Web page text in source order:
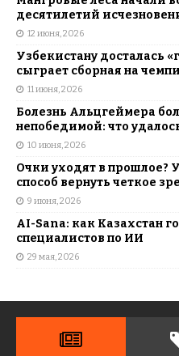
десятилетий
12 июня, 2026
Узбекистану досталась
сыграет сборная на
11 июня, 2026
Болезнь Альцгеймера
непобедимой: что
10 июня, 2026
Очки уходят в прошлое?
способ вернуть четкое
9 июня, 2026
AI-Sana: как Казахстан
специалистов по ИИ
29 мая, 2026